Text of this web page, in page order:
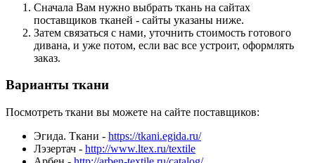
Сначала Вам нужно выбрать ткань на сайтах
поставщиков тканей - сайты указаны ниже.
Затем связаться с нами, уточнить стоимость готового
дивана, и уже потом, если вас все устроит, оформлять
заказ.
Варианты ткани
Посмотреть ткани вы можете на сайте поставщиков:
Эгида. Ткани - https://tkani.egida.ru/
Лэзертач - http://www.ltex.ru/textile